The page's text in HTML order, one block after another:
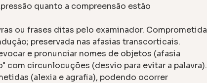
quanto a compreensão estão
ou frases ditas pelo examinador. Comprometida
preservada nas afasias transcorticais.
e pronunciar nomes de objetos (afasia
com circunlocuções (desvio para evitar a palavra).
(alexia e agrafia), podendo ocorrer